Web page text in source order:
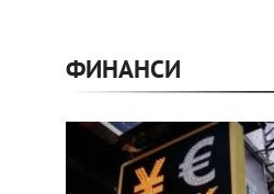
ФИНАНСИ